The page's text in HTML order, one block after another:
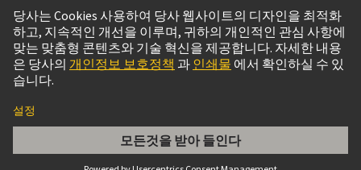
Han F+B housing bulkhead mounting-agg
대한민국 한국어
© 하팅 테크놀로지 그룹
Privacy Policy Cookie PolicyTerms of Use